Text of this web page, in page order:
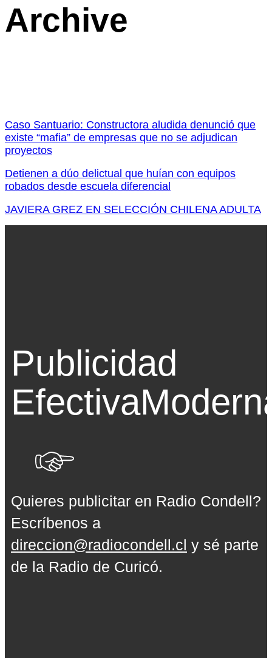
Archive
Caso Santuario: Constructora aludida denunció que
existe “mafia” de empresas que no se adjudican
proyectos
Detienen a dúo delictual que huían con equipos
robados desde escuela diferencial
JAVIERA GREZ EN SELECCIÓN CHILENA ADULTA
Publicidad
Efectiva
Quieres publicitar en Radio Condell?
Escríbenos a
direccion@radiocondell.cl y sé parte
de la Radio de Curicó.